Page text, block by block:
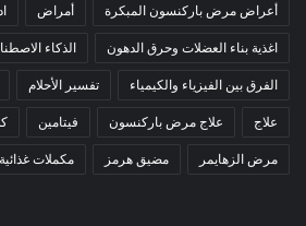
أعراض مرض باركنسون المبكرة أمراض
اغذية بناء العضلات وحرق الدهون الذكاء
الفرق بين الفيزياء والكيمياء تفسير الأحلام
علاج علاج مرض باركنسون فيتامين
مرض الزهايمر مضيق هرمز مكملات غذائية